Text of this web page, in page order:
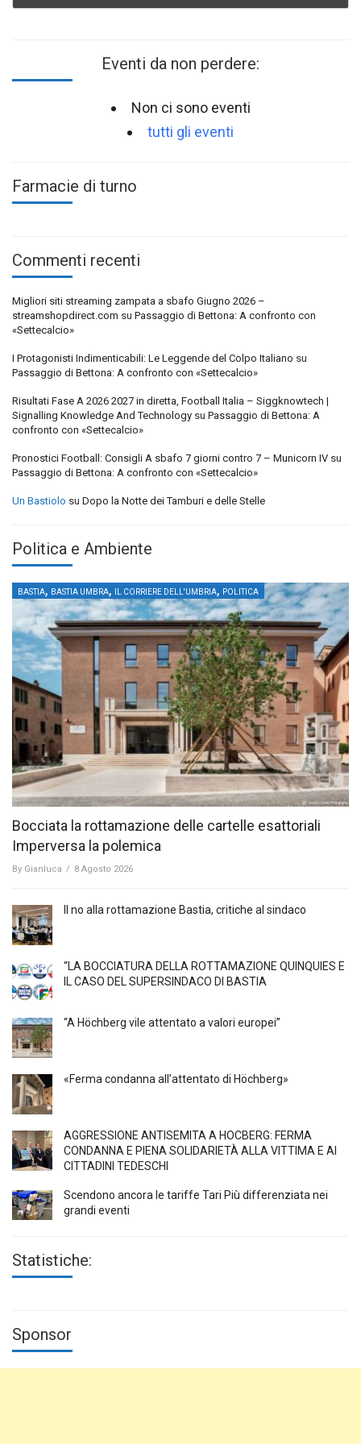
Eventi da non perdere:
Non ci sono eventi
tutti gli eventi
Farmacie di turno
Commenti recenti
Migliori siti streaming zampata a sbafo Giugno 2026 –
streamshopdirect.com su Passaggio di Bettona: A confronto con
«Settecalcio»
I Protagonisti Indimenticabili: Le Leggende del Colpo Italiano su
Passaggio di Bettona: A confronto con «Settecalcio»
Risultati Fase A 2026 2027 in diretta, Football Italia – Siggknowtech |
Signalling Knowledge And Technology su Passaggio di Bettona: A
confronto con «Settecalcio»
Pronostici Football: Consigli A sbafo 7 giorni contro 7 – Municorn IV su
Passaggio di Bettona: A confronto con «Settecalcio»
Un Bastiolo su Dopo la Notte dei Tamburi e delle Stelle
Politica e Ambiente
BASTIA, BASTIA UMBRA, IL CORRIERE DELL'UMBRIA, POLITICA
Bocciata la rottamazione delle cartelle esattoriali
Imperversa la polemica
By Gianluca / 8 Agosto 2026
Il no alla rottamazione Bastia, critiche al sindaco
“LA BOCCIATURA DELLA ROTTAMAZIONE QUINQUIES E
IL CASO DEL SUPERSINDACO DI BASTIA
“A Höchberg vile attentato a valori europei”
«Ferma condanna all’attentato di Höchberg»
AGGRESSIONE ANTISEMITA A HÖCBERG: FERMA
CONDANNA E PIENA SOLIDARIETÀ ALLA VITTIMA E AI
CITTADINI TEDESCHI
Scendono ancora le tariffe Tari Più differenziata nei
grandi eventi
Statistiche:
Sponsor